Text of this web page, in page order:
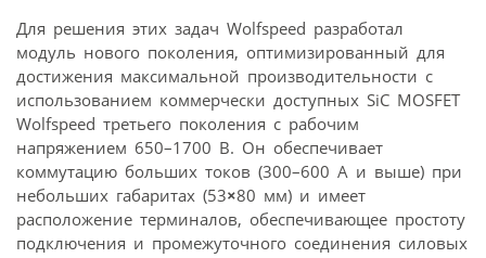
Для решения этих задач Wolfspeed разработал
модуль нового поколения, оптимизированный для
достижения максимальной производительности с
использованием коммерчески доступных SiC MOSFET
Wolfspeed третьего поколения с рабочим
напряжением 650–1700 В. Он обеспечивает
коммутацию больших токов (300–600 А и выше) при
небольших габаритах (53×80 мм) и имеет
расположение терминалов, обеспечивающее простоту
подключения и промежуточного соединения силовых